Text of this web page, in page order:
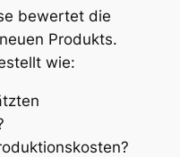
bewertet die
Produkts.
wie: